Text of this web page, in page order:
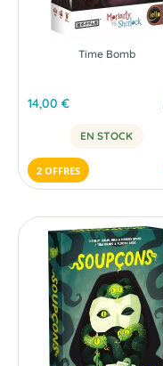
Time Bomb
14,00 €
EN STOCK
2 OFFRES